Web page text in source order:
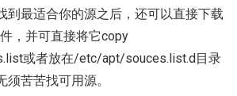
到最适合你的源之后，还可以直接下载
，并可直接将它copy
或者放在/etc/apt/souces.list.d目录
苦苦找可用源。